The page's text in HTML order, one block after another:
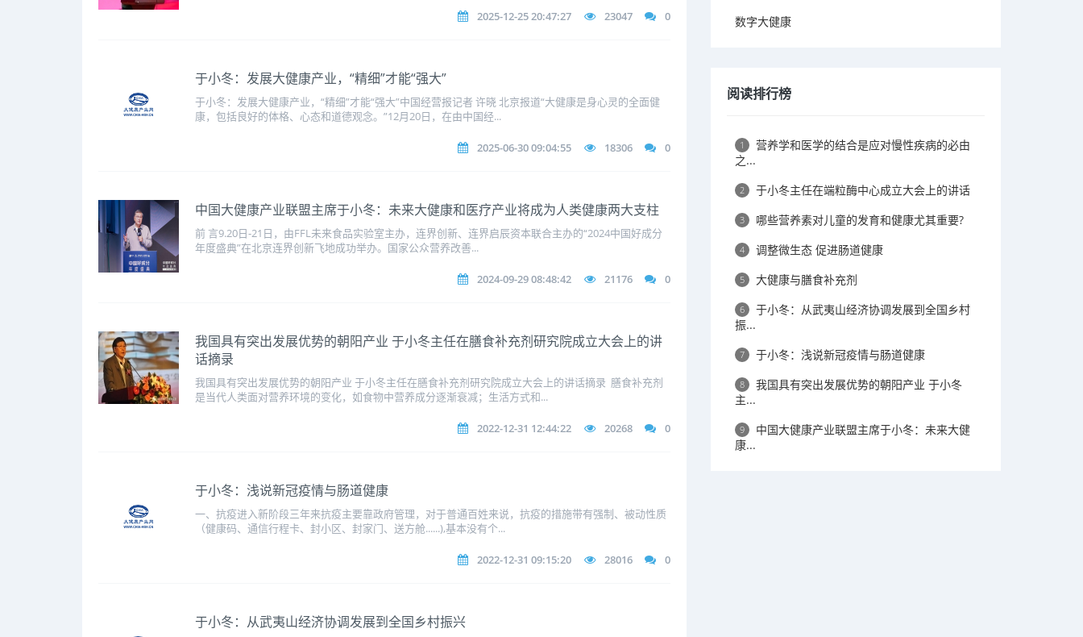
2025-12-25 20:47:27 23047 0
于小冬：发展大健康产业，“精细”才能“强大”
于小冬：发展大健康产业，“精细”才能“强大”中国经营报记者 许晓 北京报道“大健康是身心灵的全面健
康，包括良好的体格、心态和道德观念。”12月20日，在由中国经...
2025-06-30 09:04:55 18306 0
中国大健康产业联盟主席于小冬：未来大健康和医疗产业将成为人类健康两大支柱
前 言9.20日-21日，由FFL未来食品实验室主办，连界创新、连界启辰资本联合主办的“2024中国好成分
年度盛典”在北京连界创新飞地成功举办。国家公众营养改善...
2024-09-29 08:48:42 21176 0
我国具有突出发展优势的朝阳产业 于小冬主任在膳食补充剂研究院成立大会上的讲
话摘录
我国具有突出发展优势的朝阳产业 于小冬主任在膳食补充剂研究院成立大会上的讲话摘录 膳食补充剂
是当代人类面对营养环境的变化，如食物中营养成分逐渐衰减；生活方式和...
2022-12-31 12:44:22 20268 0
于小冬：浅说新冠疫情与肠道健康
一、抗疫进入新阶段三年来抗疫主要靠政府管理，对于普通百姓来说，抗疫的措施带有强制、被动性质
（健康码、通信行程卡、封小区、封家门、送方舱......),基本没有个...
2022-12-31 09:15:20 28016 0
于小冬：从武夷山经济协调发展到全国乡村振兴
数字大健康
阅读排行榜
1
营养学和医学的结合是应对慢性疾病的必由
之...
2 于小冬主任在端粒酶中心成立大会上的讲话
3 哪些营养素对儿童的发育和健康尤其重要?
4 调整微生态 促进肠道健康
5 大健康与膳食补充剂
6
于小冬：从武夷山经济协调发展到全国乡村
振...
7 于小冬：浅说新冠疫情与肠道健康
8
我国具有突出发展优势的朝阳产业 于小冬
主...
9
中国大健康产业联盟主席于小冬：未来大健
康...